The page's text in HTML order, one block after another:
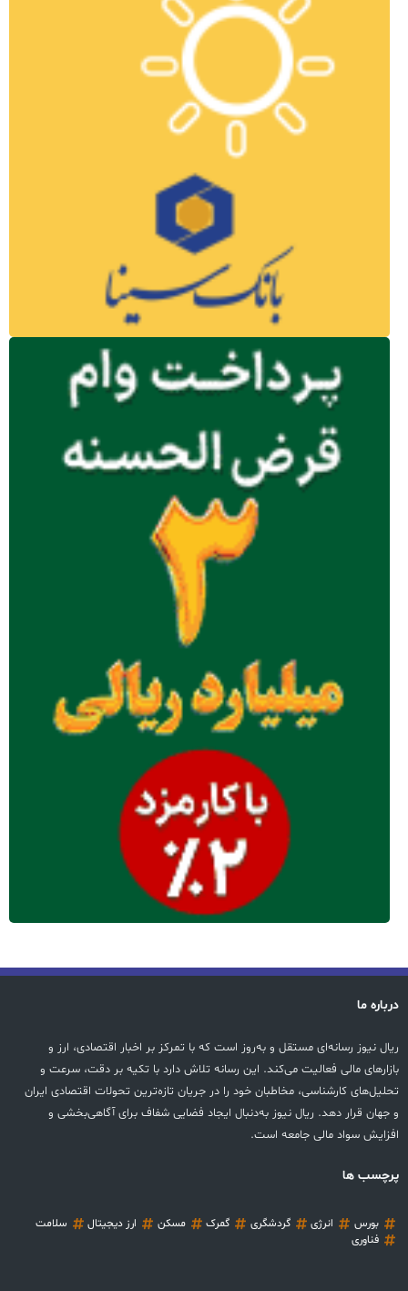
درباره ما
ریال نیوز رسانه‌ای مستقل و به‌روز است که با تمرکز بر اخبار اقتصادی، ارز و
بازارهای مالی فعالیت می‌کند. این رسانه تلاش دارد با تکیه بر دقت، سرعت و
تحلیل‌های کارشناسی، مخاطبان خود را در جریان تازه‌ترین تحولات اقتصادی ایران
و جهان قرار دهد. ریال نیوز به‌دنبال ایجاد فضایی شفاف برای آگاهی‌بخشی و
افزایش سواد مالی جامعه است.
پرچسب ها
بورس انرژی گردشگری گمرک مسکن ارز دیجیتال
سلامت
فناوری